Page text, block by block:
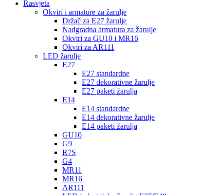
Rasvjeta
Okviri i armature za žarulje
Držač za E27 žarulje
Nadgradna armatura za žarulje
Okviri za GU10 i MR16
Okviri za AR111
LED žarulje
E27
E27 standardne
E27 dekorativne žarulje
E27 paketi žarulja
E14
E14 standardne
E14 dekorativne žarulje
E14 paketi žarulja
GU10
G9
R7S
G4
MR11
MR16
AR111